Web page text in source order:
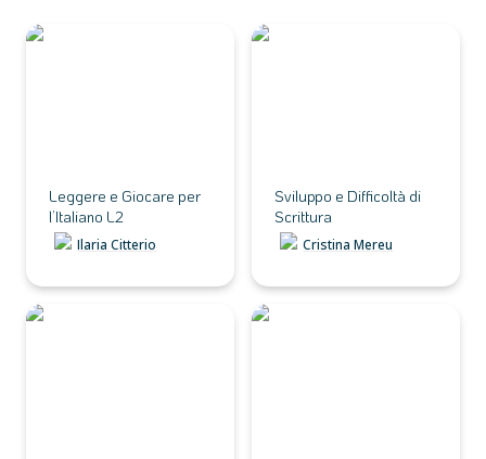
Leggere e Giocare per
Leggere e Giocare per
l’Italiano L2
Ilaria Citterio
Sviluppo e Difficoltà di
Sviluppo e Difficoltà di
Scrittura
Cristina Mereu
Motricità Fine e
Italiano come L2 alla